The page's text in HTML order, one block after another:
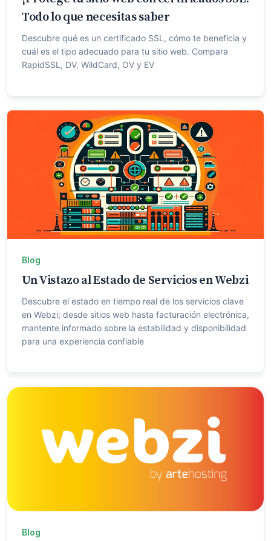
Todo lo que necesitas saber
Descubre qué es un certificado SSL, cómo te beneficia y
cuál es el tipo adecuado para tu sitio web. Compara
RapidSSL, DV, WildCard, OV y EV
Blog
Un Vistazo al Estado de Servicios en Webzi
Descubre el estado en tiempo real de los servicios clave
en Webzi; desde sitios web hasta facturación electrónica,
mantente informado sobre la estabilidad y disponibilidad
para una experiencia confiable
Blog